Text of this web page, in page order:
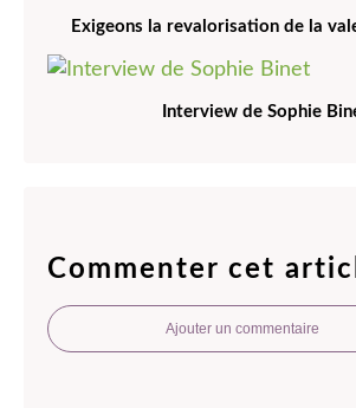
Exigeons la revalorisation de la
Interview de Sophie
Commenter cet
Ajouter un commentaire